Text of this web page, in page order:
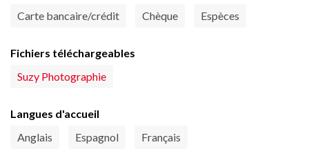
Carte bancaire/crédit
Chèque Espèces
Fichiers téléchargeables
Suzy Photographie
Langues d'accueil
Anglais
Espagnol Français